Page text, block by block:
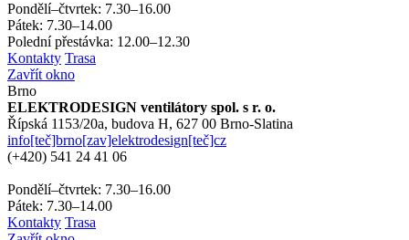
Pondělí–čtvrtek: 7.30–16.00
Pátek: 7.30–14.00
Polední přestávka: 12.00–12.30
Kontakty Trasa
Zavřít okno
Brno
ELEKTRODESIGN ventilátory spol. s r. o.
Řípská 1153/20a, budova H, 627 00 Brno-Slatina
info[teč]brno[zav]elektrodesign[teč]cz
(+420) 541 24 41 06
Pondělí–čtvrtek: 7.30–16.00
Pátek: 7.30–14.00
Kontakty Trasa